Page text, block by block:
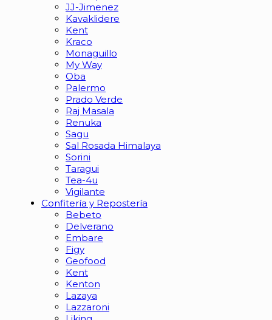
JJ-Jimenez
Kavaklidere
Kent
Kraco
Monaguillo
My Way
Oba
Palermo
Prado Verde
Raj Masala
Renuka
Sagu
Sal Rosada Himalaya
Sorini
Taragui
Tea-4u
Vigilante
Confitería y Repostería
Bebeto
Delverano
Embare
Figy
Geofood
Kent
Kenton
Lazaya
Lazzaroni